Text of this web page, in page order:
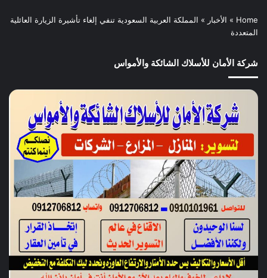
Home
» الأخبار » المملكة العربية السعودية تنفي إلغاء تأشيرة الزيارة العائلية
المتعددة
شركة الأمان للأسلاك الشائكة والأمواس